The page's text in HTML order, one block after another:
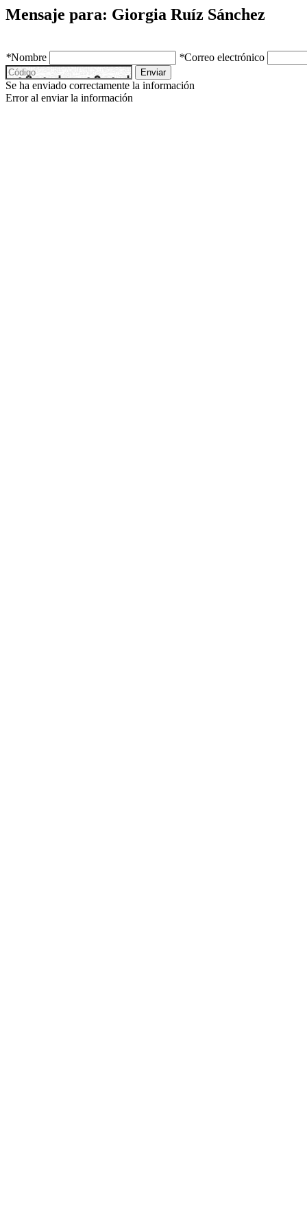
Mensaje para: Giorgia Ruíz Sánchez
*Nombre *Correo electrónico
Enviar
Se ha enviado correctamente la información
Error al enviar la información